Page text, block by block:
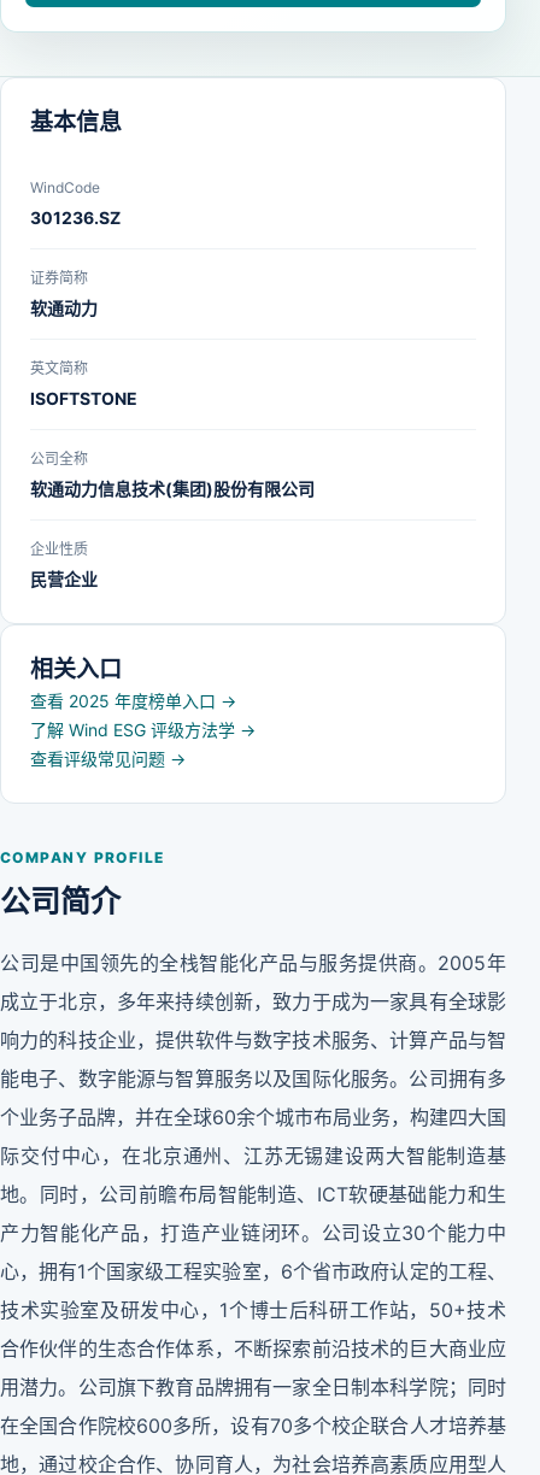
COMPANY PROFILE
公司简介
公司是中国领先的全栈智能化产品与服务提供商。2005年
成立于北京，多年来持续创新，致力于成为一家具有全球影
响力的科技企业，提供软件与数字技术服务、计算产品与智
能电子、数字能源与智算服务以及国际化服务。公司拥有多
个业务子品牌，并在全球60余个城市布局业务，构建四大国
际交付中心，在北京通州、江苏无锡建设两大智能制造基
地。同时，公司前瞻布局智能制造、ICT软硬基础能力和生
产力智能化产品，打造产业链闭环。公司设立30个能力中
心，拥有1个国家级工程实验室，6个省市政府认定的工程、
技术实验室及研发中心，1个博士后科研工作站，50+技术
合作伙伴的生态合作体系，不断探索前沿技术的巨大商业应
用潜力。公司旗下教育品牌拥有一家全日制本科学院；同时
在全国合作院校600多所，设有70多个校企联合人才培养基
地，通过校企合作、协同育人，为社会培养高素质应用型人
基本信息
WindCode
301236.SZ
证券简称
软通动力
英文简称
ISOFTSTONE
公司全称
软通动力信息技术(集团)股份有限公司
企业性质
民营企业
相关入口
查看 2025 年度榜单入口 →
了解 Wind ESG 评级方法学 →
查看评级常见问题 →